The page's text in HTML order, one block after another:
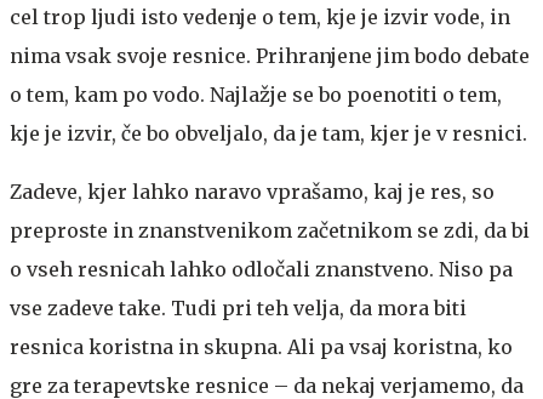
cel trop ljudi isto vedenje o tem, kje je izvir vode, in
nima vsak svoje resnice. Prihranjene jim bodo debate
o tem, kam po vodo. Najlažje se bo poenotiti o tem,
kje je izvir, če bo obveljalo, da je tam, kjer je v resnici.
Zadeve, kjer lahko naravo vprašamo, kaj je res, so
preproste in znanstvenikom začetnikom se zdi, da bi
o vseh resnicah lahko odločali znanstveno. Niso pa
vse zadeve take. Tudi pri teh velja, da mora biti
resnica koristna in skupna. Ali pa vsaj koristna, ko
gre za terapevtske resnice – da nekaj verjamemo, da